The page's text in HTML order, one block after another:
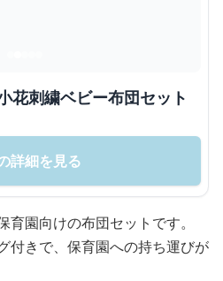
花刺繍ベビー布団セット
詳細を見る
園向けの布団セットです。
付きで、保育園への持ち運びが